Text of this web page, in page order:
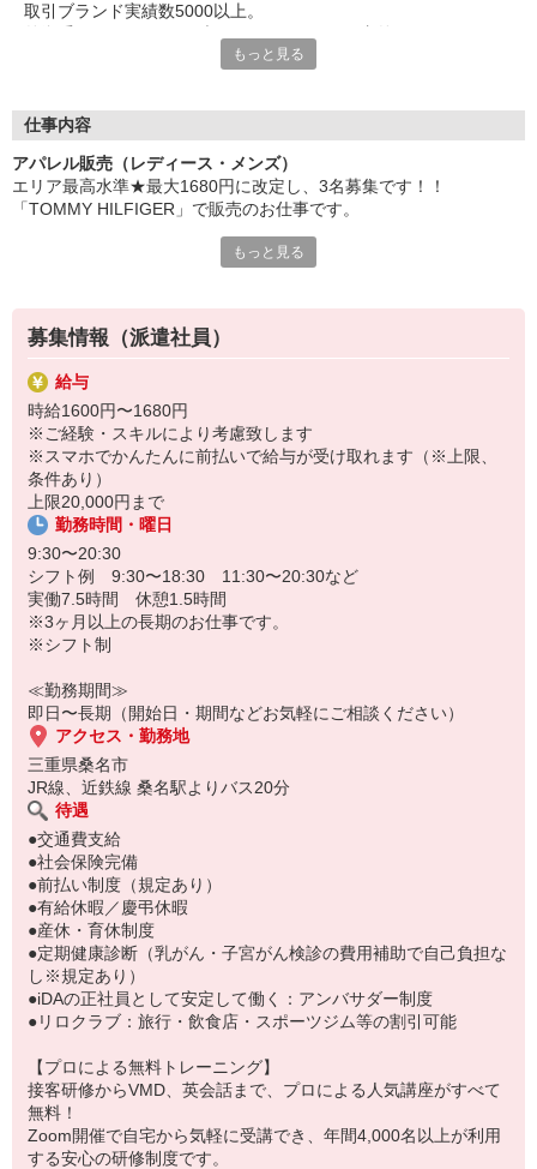
取引ブランド実績数5000以上。
有名アパレルブランドでの様々なお仕事を御紹介しております
販売や美容、PRなど、各分野に特化した
興味はあるけれどファッション・コスメ業界が初めてで
どのように始めたら良いか分からない方、
販売スキルに磨きをかけたい現職の方、
様々なご要望にお応えできる幅広いカリキュラムをご用意。
iDAにご登録頂いた方は、全ての研修が無料でご参加頂けます
もっと見る
仕事内容
アパレル販売（レディース・メンズ）
エリア最高水準★最大1680円に改定し、3名募集です！！
「TOMMY HILFIGER」で販売のお仕事です。
●在庫管理、整理
●商品の陳列
●売上入力や業務報告など
【店舗】三井アウトレットパーク ジャズドリーム長島
【期間】即日〜長期 ※期間相談OK
【服装】制服貸与あり
＼ここがポイント／
・週2〜シフト相談可能！
・ブランドイメージに合えば髪色自由
・ネイル、ピアス等もOK
・個人ノルマはありません
・未経験や学生の方も歓迎です！
もっと見る
募集情報（派遣社員）
給与
時給1600円〜1680円
※ご経験・スキルにより考慮致します
※スマホでかんたんに前払いで給与が受け取れます（※上限、
条件あり）
上限20,000円まで
勤務時間・曜日
9:30〜20:30
シフト例 9:30〜18:30 11:30〜20:30など
実働7.5時間 休憩1.5時間
※3ヶ月以上の長期のお仕事です。
※シフト制
≪勤務期間≫
即日〜長期（開始日・期間などお気軽にご相談ください）
アクセス・勤務地
三重県桑名市
JR線、近鉄線 桑名駅よりバス20分
待遇
●交通費支給
●社会保険完備
●前払い制度（規定あり）
●有給休暇／慶弔休暇
●産休・育休制度
●定期健康診断（乳がん・子宮がん検診の費用補助で自己負担な
し※規定あり）
●iDAの正社員として安定して働く：アンバサダー制度
●リロクラブ：旅行・飲食店・スポーツジム等の割引可能
【プロによる無料トレーニング】
接客研修からVMD、英会話まで、プロによる人気講座がすべて
無料！
Zoom開催で自宅から気軽に受講でき、年間4,000名以上が利用
する安心の研修制度です。